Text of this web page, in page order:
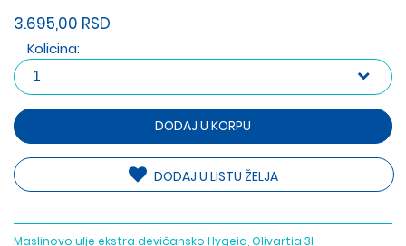
3.695,00 RSD
Kolicina:
DODAJ U KORPU
DODAJ U LISTU ŽELJA
Maslinovo ulje ekstra devičansko Hygeia, Olivartia 3l